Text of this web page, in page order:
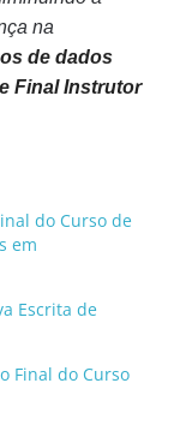
na
de dados
Final Instrutor
do Curso de
em
Escrita de
Final do Curso